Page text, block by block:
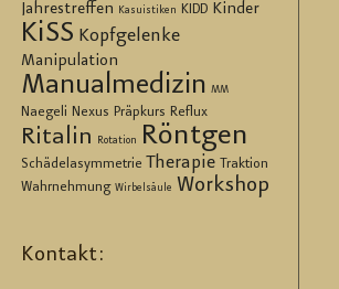
Jahrestreffen Kasuistiken KIDD Kinder
KiSS Kopfgelenke
Manipulation
Manualmedizin MM
Naegeli Nexus Präpkurs Reflux
Ritalin Rotation Röntgen
Schädelasymmetrie Therapie Traktion
Wahrnehmung Wirbelsäule Workshop
Kontakt: